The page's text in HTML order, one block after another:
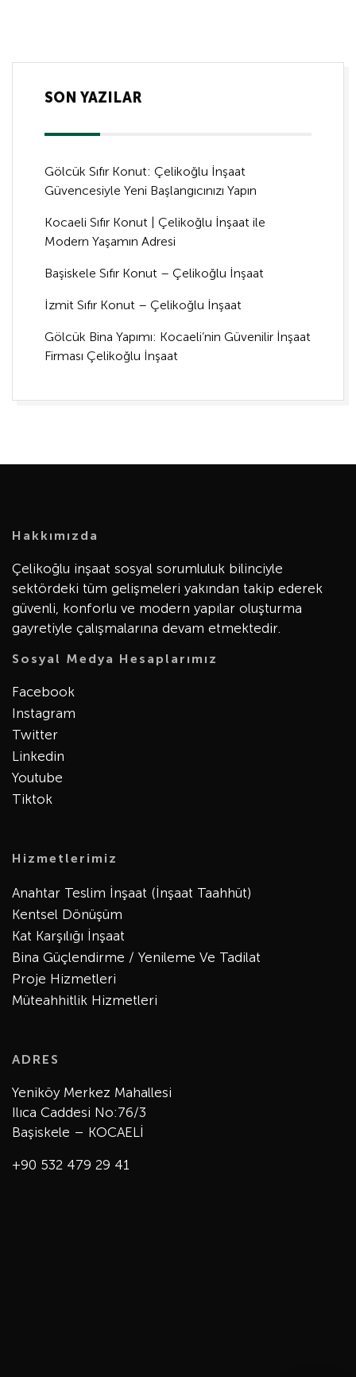
SON YAZILAR
Gölcük Sıfır Konut: Çelikoğlu İnşaat
Güvencesiyle Yeni Başlangıcınızı Yapın
Kocaeli Sıfır Konut | Çelikoğlu İnşaat ile
Modern Yaşamın Adresi
Başiskele Sıfır Konut – Çelikoğlu İnşaat
İzmit Sıfır Konut – Çelikoğlu İnşaat
Gölcük Bina Yapımı: Kocaeli’nin Güvenilir İnşaat
Firması Çelikoğlu İnşaat
Hakkımızda
Çelikoğlu inşaat sosyal sorumluluk bilinciyle
sektördeki tüm gelişmeleri yakından takip ederek
güvenli, konforlu ve modern yapılar oluşturma
gayretiyle çalışmalarına devam etmektedir.
Sosyal Medya Hesaplarımız
Facebook
Instagram
Twitter
Linkedin
Youtube
Tiktok
Hizmetlerimiz
Anahtar Teslim İnşaat (İnşaat Taahhüt)
Kentsel Dönüşüm
Kat Karşılığı İnşaat
Bina Güçlendirme / Yenileme Ve Tadilat
Proje Hizmetleri
Müteahhitlik Hizmetleri
ADRES
Yeniköy Merkez Mahallesi
Ilıca Caddesi No:76/3
Başiskele – KOCAELİ
+90 532 479 29 41